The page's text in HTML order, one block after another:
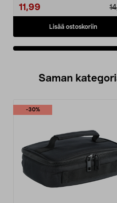
11,99
Lisää ostoskoriin
Saman
-30%